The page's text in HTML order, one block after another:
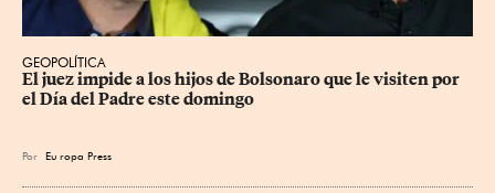
GEOPOLÍTICA
El juez impide a los hijos de Bolsonaro que le visiten por
el Día del Padre este domingo
Por Eu ropa Press